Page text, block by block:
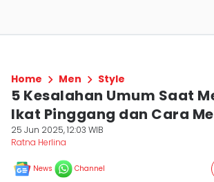
Home Men Style
5 Kesalahan Umum Saat
Ikat Pinggang dan Cara
25 Jun 2025, 12:03 WIB
Ratna Herlina
News Channel